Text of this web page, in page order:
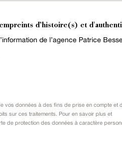
d’histoire(s) et
de l’agence Patrice
vos données à des fins de prise en compte et
sur ces traitements. Pour en savoir plus et
de protection des données à caractère